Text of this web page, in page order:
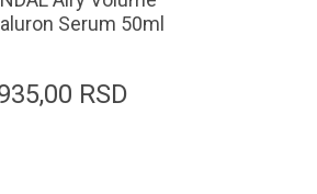
Serum 50ml
RSD